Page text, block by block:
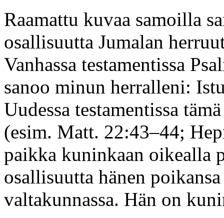
Raamattu kuvaa samoilla
osallisuutta Jumalan
Vanhassa testamentissa
sanoo minun herralleni:
Uudessa testamentissa
(esim. Matt. 22:43–44;
paikka kuninkaan oikealla
osallisuutta hänen
valtakunnassa. Hän on